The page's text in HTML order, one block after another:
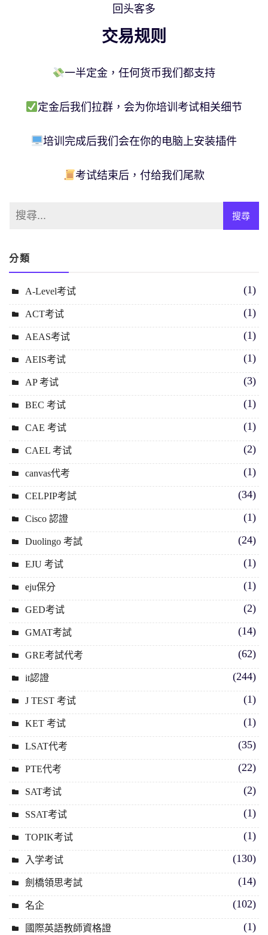
回头客多
交易规则
一半定金，任何货币我们都支持
定金后我们拉群，会为你培训考试相关细节
培训完成后我们会在你的电脑上安装插件
考试结束后，付给我们尾款
分類
A-Level考试 (1)
ACT考试 (1)
AEAS考试 (1)
AEIS考试 (1)
AP 考试 (3)
BEC 考试 (1)
CAE 考试 (1)
CAEL 考试 (2)
canvas代考 (1)
CELPIP考試 (34)
Cisco 認證 (1)
Duolingo 考試 (24)
EJU 考试 (1)
eju保分 (1)
GED考试 (2)
GMAT考試 (14)
GRE考試代考 (62)
it認證 (244)
J TEST 考试 (1)
KET 考试 (1)
LSAT代考 (35)
PTE代考 (22)
SAT考试 (2)
SSAT考试 (1)
TOPIK考试 (1)
入学考试 (130)
劍橋領思考試 (14)
名企 (102)
國際英語教師資格證 (1)